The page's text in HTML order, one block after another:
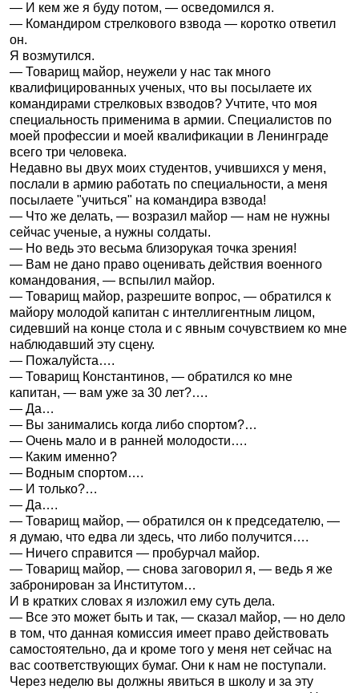
— И кем же я буду потом, — осведомился я.
— Командиром стрелкового взвода — коротко ответил
он.
Я возмутился.
— Товарищ майор, неужели у нас так много
квалифицированных ученых, что вы посылаете их
командирами стрелковых взводов? Учтите, что моя
специальность применима в армии. Специалистов по
моей профессии и моей квалификации в Ленинграде
всего три человека.
Недавно вы двух моих студентов, учившихся у меня,
послали в армию работать по специальности, а меня
посылаете "учиться" на командира взвода!
— Что же делать, — возразил майор — нам не нужны
сейчас ученые, а нужны солдаты.
— Но ведь это весьма близорукая точка зрения!
— Вам не дано право оценивать действия военного
командования, — вспылил майор.
— Товарищ майор, разрешите вопрос, — обратился к
майору молодой капитан с интеллигентным лицом,
сидевший на конце стола и с явным сочувствием ко мне
наблюдавший эту сцену.
— Пожалуйста….
— Товарищ Константинов, — обратился ко мне
капитан, — вам уже за 30 лет?….
— Да…
— Вы занимались когда либо спортом?…
— Очень мало и в ранней молодости….
— Каким именно?
— Водным спортом….
— И только?…
— Да….
— Товарищ майор, — обратился он к председателю, —
я думаю, что едва ли здесь, что либо получится….
— Ничего справится — пробурчал майор.
— Товарищ майор, — снова заговорил я, — ведь я же
забронирован за Институтом…
И в кратких словах я изложил ему суть дела.
— Все это может быть и так, — сказал майор, — но дело
в том, что данная комиссия имеет право действовать
самостоятельно, да и кроме того у меня нет сейчас на
вас соответствующих бумаг. Они к нам не поступали.
Через неделю вы должны явиться в школу и за эту